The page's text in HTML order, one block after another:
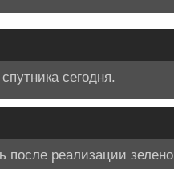
сегодня.
после реализации